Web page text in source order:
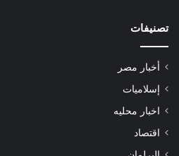
تصنيفات
أخبار مصر
إسلاميات
اخبار محليه
اقتصاد